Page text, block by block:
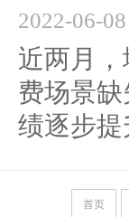
2022-06-08
近两月
费场景
绩逐步
首页